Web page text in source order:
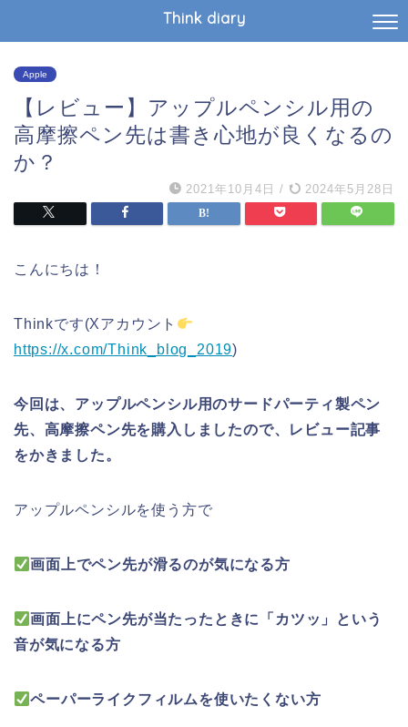
Think diary
Apple
【レビュー】アップルペンシル用の
高摩擦ペン先は書き心地が良くなるの
か？
2021年10月4日 / 2024年5月28日
こんにちは！
Thinkです(Xアカウント
https://x.com/Think_blog_2019)
今回は、アップルペンシル用のサードパーティ製ペン
先、高摩擦ペン先を購入しましたので、レビュー記事
をかきました。
アップルペンシルを使う方で
画面上でペン先が滑るのが気になる方
画面上にペン先が当たったときに「カツッ」という
音が気になる方
ペーパーライクフィルムを使いたくない方